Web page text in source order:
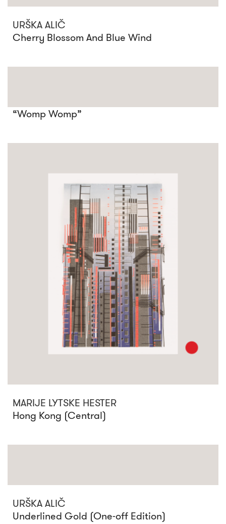
URŠKA ALIČ
Cherry Blossom And Blue Wind
“Womp Womp”
MARIJE LYTSKE HESTER
Hong Kong (Central)
URŠKA ALIČ
Underlined Gold (One-off Edition)